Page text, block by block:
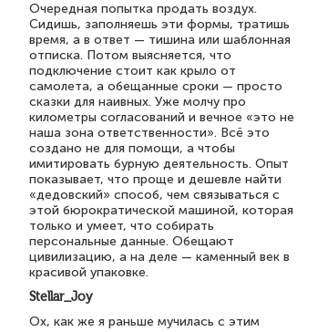
Очередная попытка продать воздух.
Сидишь, заполняешь эти формы, тратишь
время, а в ответ — тишина или шаблонная
отписка. Потом выясняется, что
подключение стоит как крыло от
самолета, а обещанные сроки — просто
сказки для наивных. Уже молчу про
километры согласований и вечное «это не
наша зона ответственности». Всё это
создано не для помощи, а чтобы
имитировать бурную деятельность. Опыт
показывает, что проще и дешевле найти
«дедовский» способ, чем связываться с
этой бюрократической машиной, которая
только и умеет, что собирать
персональные данные. Обещают
цивилизацию, а на деле — каменный век в
красивой упаковке.
Stellar_Joy
Ох, как же я раньше мучилась с этим